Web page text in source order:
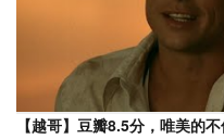
【越哥】豆瓣8.5分，唯美的